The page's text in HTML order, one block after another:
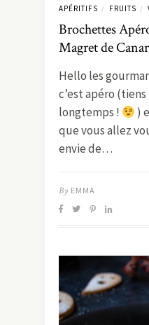
APÉRITIFS / FRUITS /
Brochettes
Magret de
Hello les
c’est apéro
longtemps !
)
que vous allez
envie de…
By EMMA